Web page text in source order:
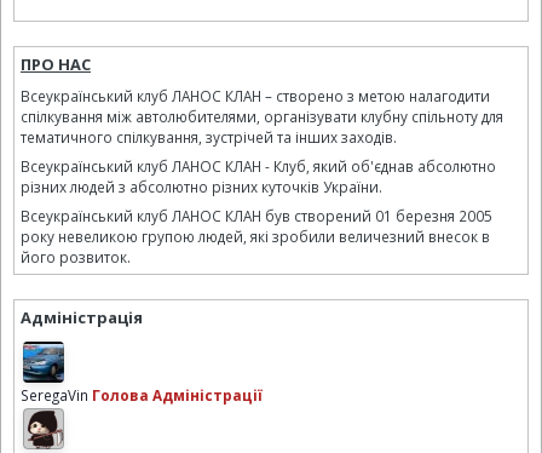
ПРО НАС
Всеукраїнський клуб ЛАНОС КЛАН – створено з метою налагодити
спілкування між автолюбителями, організувати клубну спільноту для
тематичного спілкування, зустрічей та інших заходів.
Всеукраїнський клуб ЛАНОС КЛАН - Клуб, який об'єднав абсолютно
різних людей з абсолютно різних куточків України.
Всеукраїнський клуб ЛАНОС КЛАН був створений 01 березня 2005
року невеликою групою людей, які зробили величезний внесок в
його розвиток.
Адміністрація
SeregaVin Голова Адміністрації